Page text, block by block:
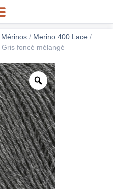
Mérinos / Merino 400 Lace /
foncé mélangé